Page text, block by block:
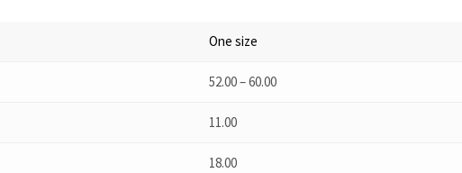
One size
52.00 – 60.00
11.00
18.00